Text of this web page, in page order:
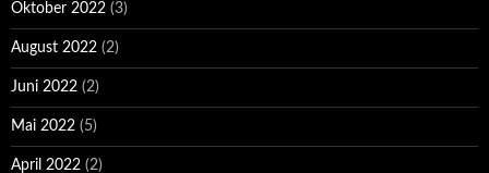
Oktober 2022 (3)
August 2022 (2)
Juni 2022 (2)
Mai 2022 (5)
April 2022 (2)